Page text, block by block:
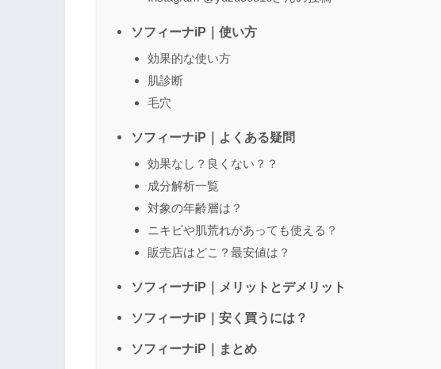
ソフィーナiP｜使い方
効果的な使い方
肌診断
毛穴
ソフィーナiP｜よくある疑問
効果なし？良くない？？
成分解析一覧
対象の年齢層は？
ニキビや肌荒れがあっても使える？
販売店はどこ？最安値は？
ソフィーナiP｜メリットとデメリット
ソフィーナiP｜安く買うには？
ソフィーナiP｜まとめ